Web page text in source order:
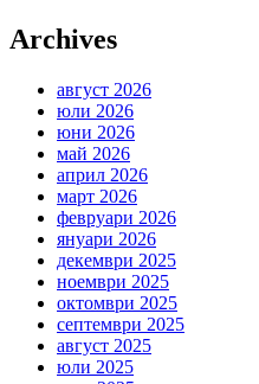
Archives
август 2026
юли 2026
юни 2026
май 2026
април 2026
март 2026
февруари 2026
януари 2026
декември 2025
ноември 2025
октомври 2025
септември 2025
август 2025
юли 2025